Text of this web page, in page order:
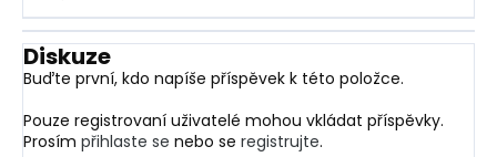
Diskuze
Buďte první, kdo napíše příspěvek k této položce.
Pouze registrovaní uživatelé mohou vkládat příspěvky.
Prosím přihlaste se nebo se registrujte.